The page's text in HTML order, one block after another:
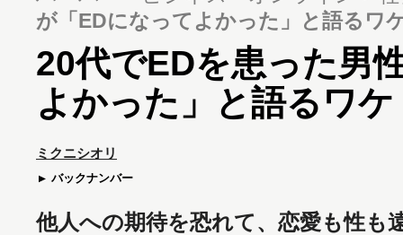
が「EDになってよかった」と語るワ
20代でEDを患った男
よかった」と語るワケ
ミクニシオリ
バックナンバー
他人への期待を恐れて、恋愛も性も